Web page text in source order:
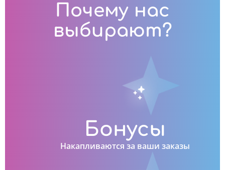
Почему нас
выбирают?
Бонусы
Накапливаются за ваши заказы